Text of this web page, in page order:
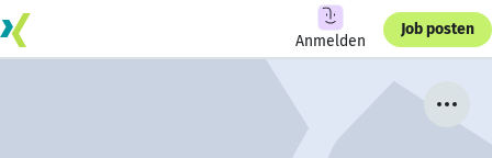
Anmelden
Job posten